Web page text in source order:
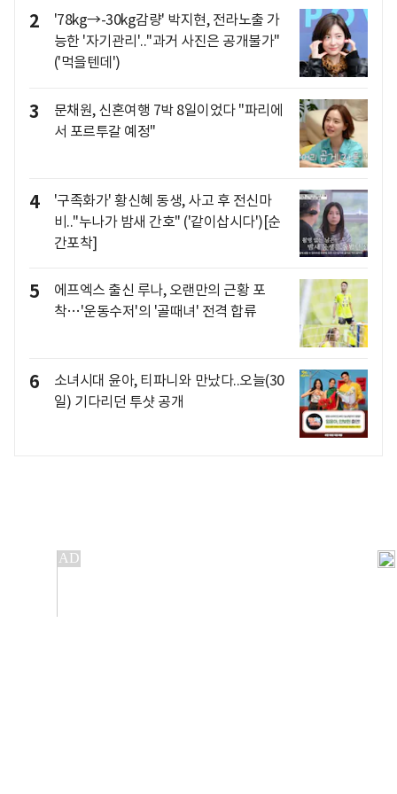
2
'78kg→-30kg감량' 박지현, 전라노출 가
능한 '자기관리'.."과거 사진은 공개불가"
('먹을텐데')
3
문채원, 신혼여행 7박 8일이었다 "파리에
서 포르투갈 예정"
4
'구족화가' 황신혜 동생, 사고 후 전신마
비.."누나가 밤새 간호" ('같이삽시다')[순
간포착]
5
에프엑스 출신 루나, 오랜만의 근황 포
착…'운동수저'의 '골때녀' 전격 합류
6
소녀시대 윤아, 티파니와 만났다..오늘(30
일) 기다리던 투샷 공개